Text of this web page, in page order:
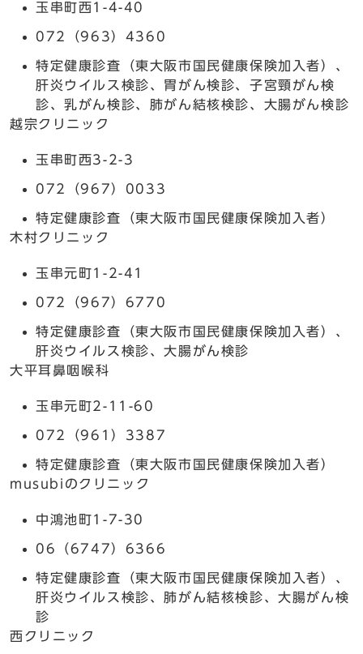
玉串町西1-4-40
072（963）4360
特定健康診査（東大阪市国民健康保険加入者）、
肝炎ウイルス検診、胃がん検診、子宮頸がん検
診、乳がん検診、肺がん結核検診、大腸がん検診
越宗クリニック
玉串町西3-2-3
072（967）0033
特定健康診査（東大阪市国民健康保険加入者）
木村クリニック
玉串元町1-2-41
072（967）6770
特定健康診査（東大阪市国民健康保険加入者）、
肝炎ウイルス検診、大腸がん検診
大平耳鼻咽喉科
玉串元町2-11-60
072（961）3387
特定健康診査（東大阪市国民健康保険加入者）
musubiのクリニック
中鴻池町1-7-30
06（6747）6366
特定健康診査（東大阪市国民健康保険加入者）、
肝炎ウイルス検診、肺がん結核検診、大腸がん検
診
西クリニック